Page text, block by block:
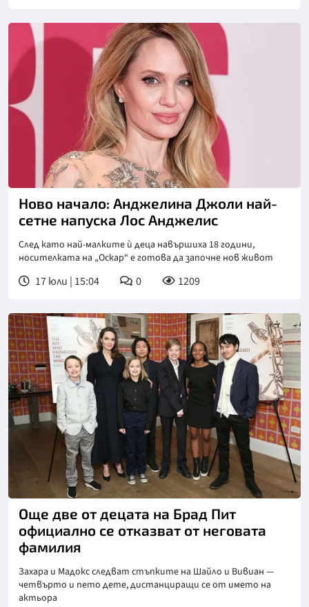
Ново начало: Анджелина Джоли най-
сетне напуска Лос Анджелис
След като най-малките ѝ деца навършиха 18 години,
носителката на „Оскар“ е готова да започне нов живот
17 юли | 15:04 0 1209
Снимка: goggle
Още две от децата на Брад Пит
официално се отказват от неговата
фамилия
Захара и Мадокс следват стъпките на Шайло и Вивиан —
четвърто и пето дете, дистанциращи се от името на
актьора